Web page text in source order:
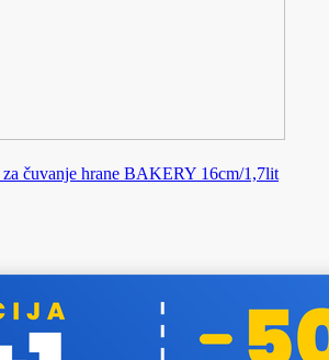
za čuvanje hrane BAKERY 16cm/1,7lit